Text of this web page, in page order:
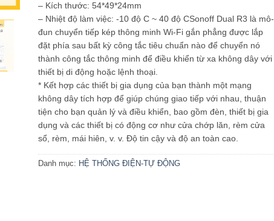
– Kích thước: 54*49*24mm
– Nhiệt độ làm việc: -10 độ C ~ 40 độ CSonoff Dual R3 là mô-
đun chuyển tiếp kép thông minh Wi-Fi gắn phẳng được lắp
đặt phía sau bất kỳ công tắc tiêu chuẩn nào để chuyển nó
thành công tắc thông minh để điều khiển từ xa không dây với
thiết bị di động hoặc lệnh thoại.
* Kết hợp các thiết bị gia dụng của bạn thành một mạng
không dây tích hợp để giúp chúng giao tiếp với nhau, thuận
tiện cho bạn quản lý và điều khiển, bao gồm đèn, thiết bị gia
dụng và các thiết bị có động cơ như cửa chớp lăn, rèm cửa
sổ, rèm, mái hiên, v. v. Độ tin cậy và độ an toàn cao.
Danh mục: HỆ THỐNG ĐIỆN-TỰ ĐỘNG